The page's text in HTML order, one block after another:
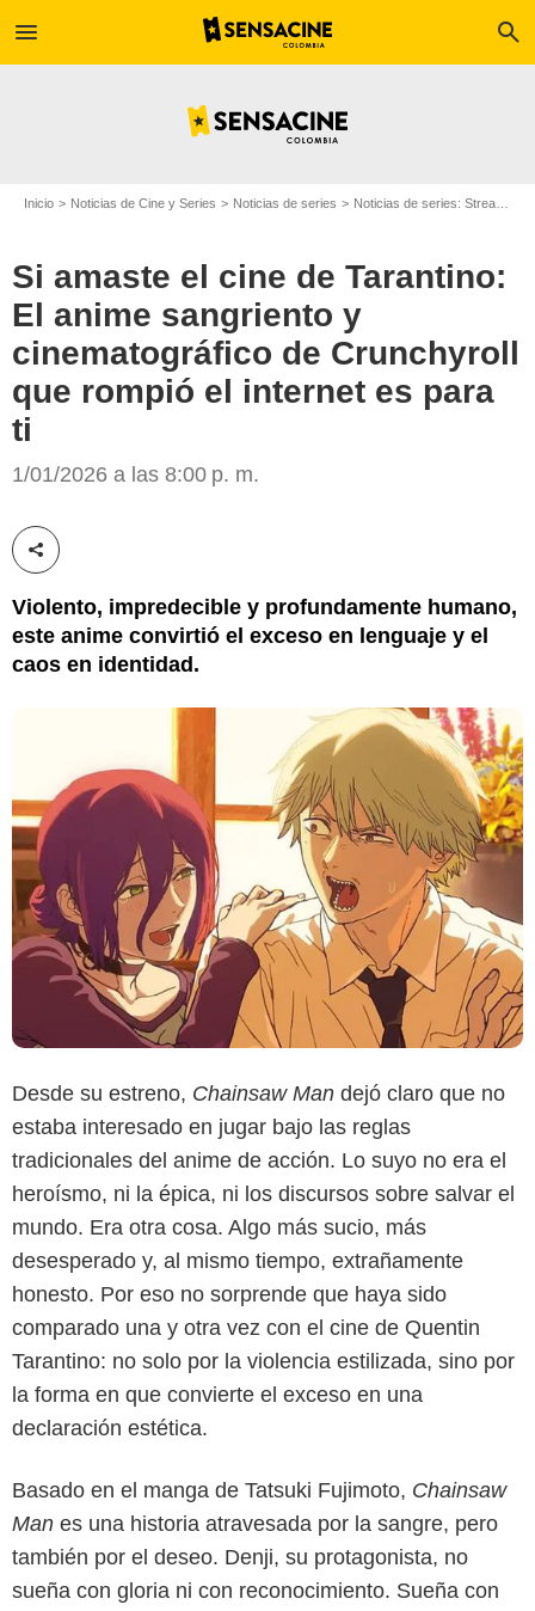
menu search
Inicio Noticias de Cine y Series Noticias de series Noticias de series: Streaming
Si amaste el cine de Tarantino:
El anime sangriento y
cinematográfico de Crunchyroll
que rompió el internet es para
ti
1/01/2026 a las 8:00 p. m.
Compartir esta noticia
Violento, impredecible y profundamente humano,
este anime convirtió el exceso en lenguaje y el
caos en identidad.
Crunchyroll
Desde su estreno, Chainsaw Man dejó claro que no
estaba interesado en jugar bajo las reglas
tradicionales del anime de acción. Lo suyo no era el
heroísmo, ni la épica, ni los discursos sobre salvar el
mundo. Era otra cosa. Algo más sucio, más
desesperado y, al mismo tiempo, extrañamente
honesto. Por eso no sorprende que haya sido
comparado una y otra vez con el cine de Quentin
Tarantino: no solo por la violencia estilizada, sino por
la forma en que convierte el exceso en una
declaración estética.
Basado en el manga de Tatsuki Fujimoto, Chainsaw
Man es una historia atravesada por la sangre, pero
también por el deseo. Denji, su protagonista, no
sueña con gloria ni con reconocimiento. Sueña con
Crunchyroll